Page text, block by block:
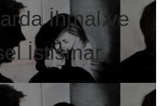
İhmal ve
İstismar